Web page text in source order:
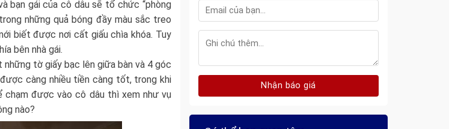
bạn gái của cô dâu sẽ tổ chức “phòng
những quả bóng đầy màu sắc treo
biết được nơi cất giấu chìa khóa. Tuy
bên nhà gái.
tờ giấy bạc lên giữa bàn và 4 góc
càng nhiều tiền càng tốt, trong khi
chạm được vào cô dâu thì xem như vụ
nào?